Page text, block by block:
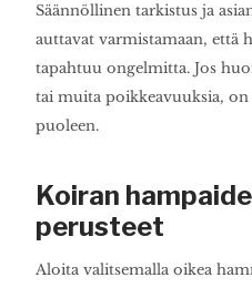
Säännöllinen tarkistus ja
auttavat varmistamaan, että
tapahtuu ongelmitta. Jos
tai muita poikkeavuuksia,
puoleen.
Koiran
perusteet
Aloita valitsemalla oikea